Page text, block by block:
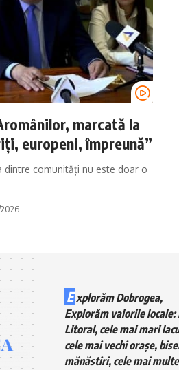
marcată la
europeni, împreună”
dintre comunități nu este doar o
E xplorăm Dobrogea,
Explorăm valorile locale:
Litoral, cele mai mari
cele mai vechi orașe,
mănăstiri, cele mai